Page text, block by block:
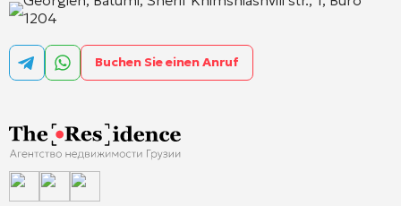
1204
Buchen Sie einen Anruf